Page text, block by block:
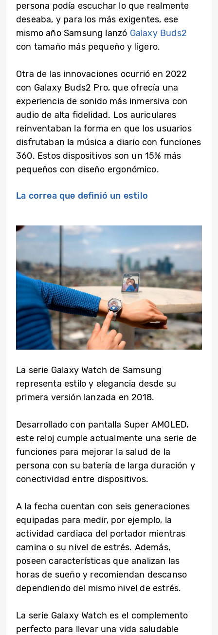
persona podía escuchar lo que realmente
deseaba, y para los más exigentes, ese
mismo año Samsung lanzó Galaxy Buds2
con tamaño más pequeño y ligero.
Otra de las innovaciones ocurrió en 2022
con Galaxy Buds2 Pro, que ofrecía una
experiencia de sonido más inmersiva con
audio de alta fidelidad. Los auriculares
reinventaban la forma en que los usuarios
disfrutaban la música a diario con funciones
360. Estos dispositivos son un 15% más
pequeños con diseño ergonómico.
La correa que definió un estilo
La serie Galaxy Watch de Samsung
representa estilo y elegancia desde su
primera versión lanzada en 2018.
Desarrollado con pantalla Super AMOLED,
este reloj cumple actualmente una serie de
funciones para mejorar la salud de la
persona con su batería de larga duración y
conectividad entre dispositivos.
A la fecha cuentan con seis generaciones
equipadas para medir, por ejemplo, la
actividad cardiaca del portador mientras
camina o su nivel de estrés. Además,
poseen características que analizan las
horas de sueño y recomiendan descanso
dependiendo del mismo nivel de estrés.
La serie Galaxy Watch es el complemento
perfecto para llevar una vida saludable